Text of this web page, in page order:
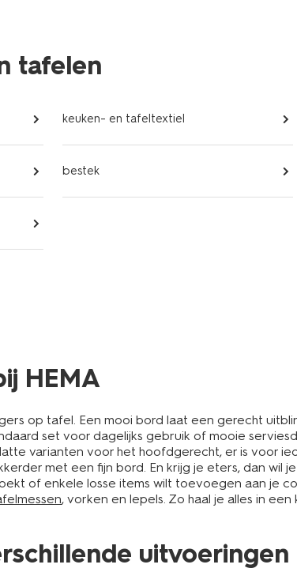
tafelen
keuken- en tafeltextiel
bestek
HEMA
op tafel. Een mooi bord laat een gerecht
set voor dagelijks gebruik of mooie
varianten voor het hoofdgerecht, er is voor
met een fijn bord. En krijg je eters, dan
of enkele losse items wilt toevoegen aan je
, vorken en lepels. Zo haal je alles in een
uitvoeringen